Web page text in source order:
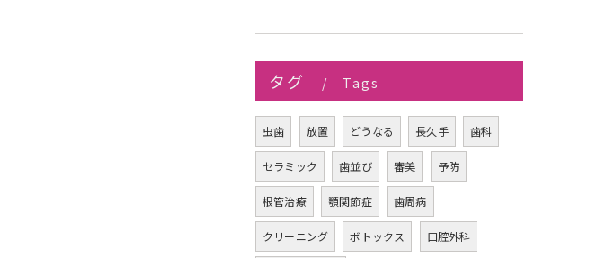
タグ Tags
虫歯 放置 どうなる 長久手 歯科
セラミック 歯並び 審美 予防
根管治療 顎関節症 歯周病
クリーニング ボトックス 口腔外科